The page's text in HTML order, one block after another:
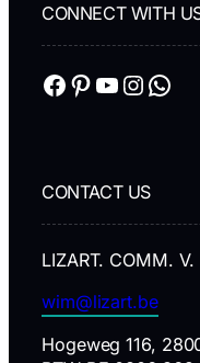
CONNECT WITH
Facebook Pinterest YouTube Instagram WhatsApp
CONTACT US
LIZART. COMM. V.
wim@lizart.be
Hogeweg 116,